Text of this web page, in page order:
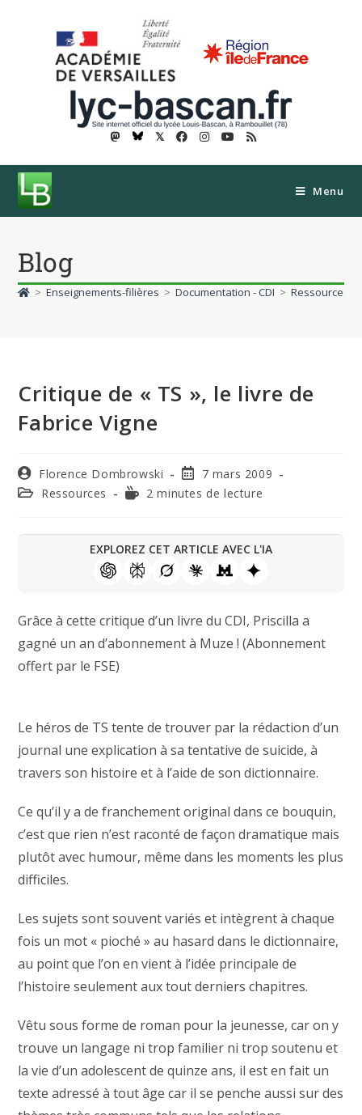
𝕏
Menu
Blog
> Enseignements-filières > Documentation - CDI > Ressources
Critique de « TS », le livre de
Fabrice Vigne
Florence Dombrowski
7 mars 2009
Ressources
2 minutes de lecture
EXPLOREZ CET ARTICLE AVEC L'IA
Grâce à cette critique d’un livre du CDI, Priscilla a
gagné un an d’abonnement à Muze ! (Abonnement
offert par le FSE)
Le héros de TS tente de trouver par la rédaction d’un
journal une explication à sa tentative de suicide, à
travers son histoire et à l’aide de son dictionnaire.
Ce qu’il y a de franchement original dans ce bouquin,
c’est que rien n’est raconté de façon dramatique mais
plutôt avec humour, même dans les moments les plus
difficiles.
Les sujets sont souvent variés et intègrent à chaque
fois un mot « pioché » au hasard dans le dictionnaire,
au point que l’on en vient à l’idée principale de
l’histoire seulement aux tout derniers chapitres.
Vêtu sous forme de roman pour la jeunesse, car on y
trouve un langage ni trop familier ni trop soutenu et
la vie d’un adolescent de quinze ans, il est en fait un
texte adressé à tout âge car il se penche aussi sur des